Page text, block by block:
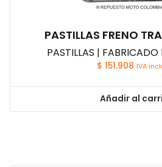
PASTILLAS FRENO
PASTILLAS |
$ 151.908 IVA
Añadir al